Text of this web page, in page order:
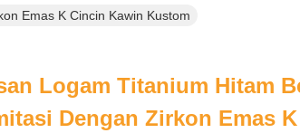
Emas K Cincin Kawin Kustom
Logam Titanium Hitam
Dengan Zirkon Emas